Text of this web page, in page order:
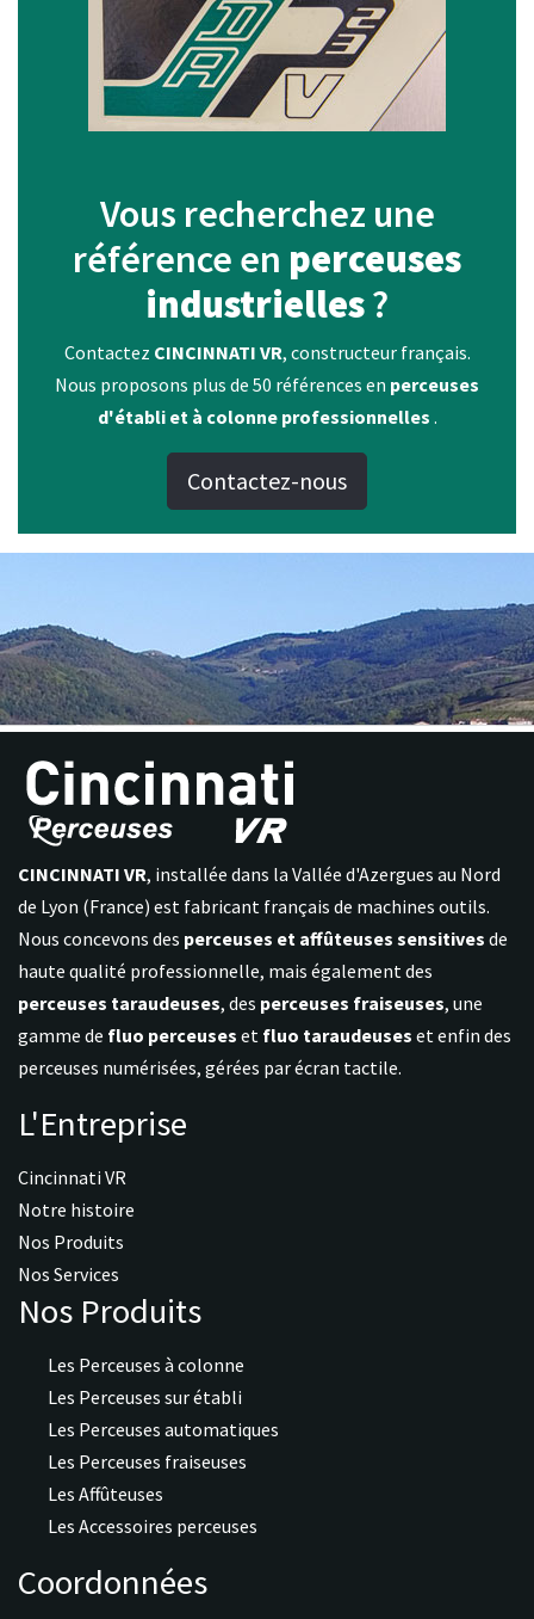
Vous recherchez une
référence en perceuses
industrielles?
Contactez CINCINNATI VR, constructeur français.
Nous proposons plus de 50 références en perceuses
d'établi et à colonne professionnelles .
Contactez-nous
CINCINNATI VR, installée dans la Vallée d'Azergues au Nord
de Lyon (France) est fabricant français de machines outils.
Nous concevons des perceuses et affûteuses sensitives de
haute qualité professionnelle, mais également des
perceuses taraudeuses, des perceuses fraiseuses, une
gamme de fluo perceuses et fluo taraudeuses et enfin des
perceuses numérisées, gérées par écran tactile.
L'Entreprise
Cincinnati VR
Notre histoire
Nos Produits
Nos Services
Nos Produits
Les Perceuses à colonne
Les Perceuses sur établi
Les Perceuses automatiques
Les Perceuses fraiseuses
Les Affûteuses
Les Accessoires perceuses
Coordonnées